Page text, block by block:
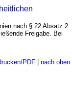
nach § 22 Absatz 2
Freigabe. Bei
PDF| nach oben